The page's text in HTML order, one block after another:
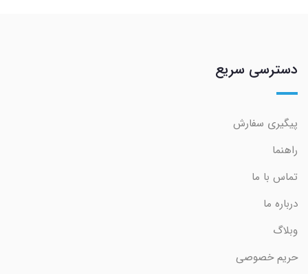
دسترسی سریع
پیگیری سفارش
راهنما
تماس با ما
درباره ما
وبلاگ
حریم خصوصی